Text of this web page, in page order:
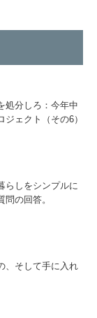
処分しろ：今年中
ェクト（その6）
しをシンプルに
の回答。
、そして手に入れ